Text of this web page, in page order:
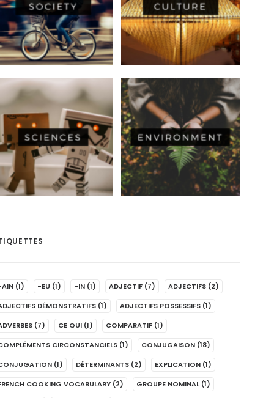
(1) -EU (1) -IN (1) ADJECTIF (7) ADJECTIFS (2)
DÉMONSTRATIFS (1) ADJECTIFS POSSESSIFS (1)
(7) CE QUI (1) COMPARATIF (1)
CIRCONSTANCIELS (1) CONJUGAISON (18)
(1) DÉTERMINANTS (2) EXPLICATION (1)
COOKING VOCABULARY (2) GROUPE NOMINAL (1)